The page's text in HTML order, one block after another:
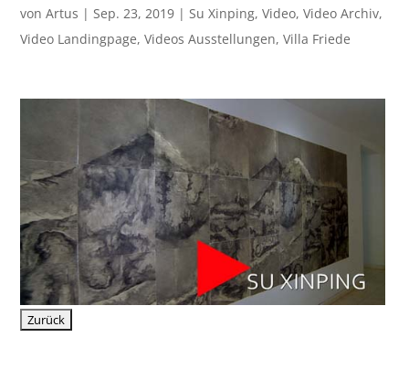
vonArtus |Sep. 23, 2019 |Su Xinping,Video,Video Archiv,
Video Landingpage,Videos Ausstellungen,Villa Friede